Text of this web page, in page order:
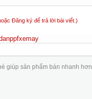
Đăng ký để trả lời bài viết.)
giúp sản phẩm bán nhanh hơn